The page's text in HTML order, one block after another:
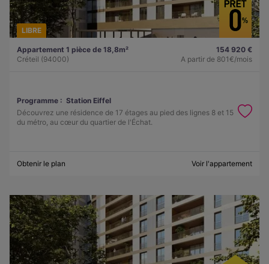
LIBRE
Appartement 1 pièce de 18,8m²
Créteil (94000)
154 920 €
A partir de 801€/mois
Programme : Station Eiffel
Découvrez une résidence de 17 étages au pied des lignes 8 et 15
du métro, au cœur du quartier de l'Échat.
Obtenir le plan Voir l'appartement